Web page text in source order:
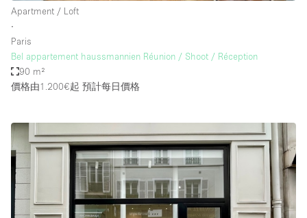
Apartment / Loft
∙
Paris
Bel appartement haussmannien Réunion / Shoot / Réception
90 m²
價格由1.200€起 預計每日價格